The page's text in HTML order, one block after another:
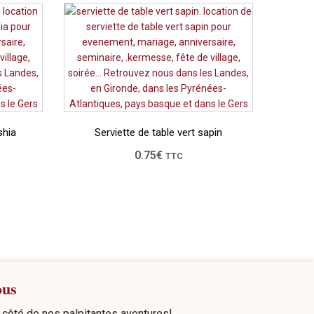
Serviette de table vert sapin
0.75€ TTC